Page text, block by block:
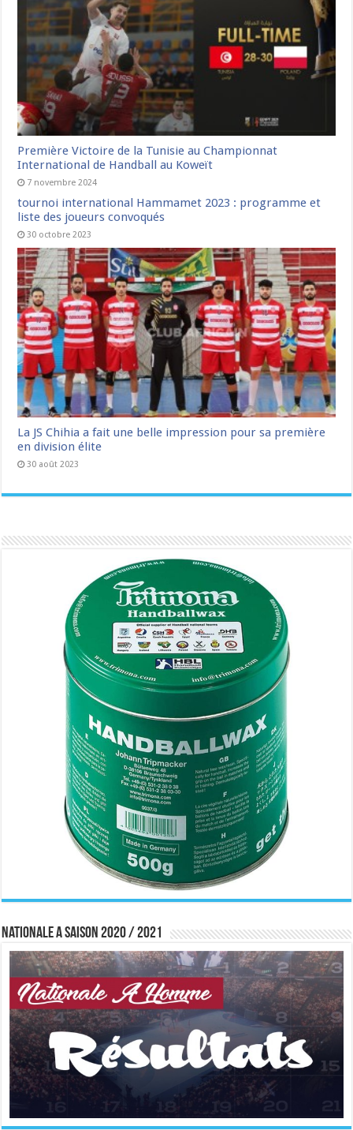
Première Victoire de la Tunisie au Championnat
International de Handball au Koweït
7 novembre 2024
tournoi international Hammamet 2023 : programme et
liste des joueurs convoqués
30 octobre 2023
La JS Chihia a fait une belle impression pour sa première
en division élite
30 août 2023
Nationale A saison 2020 / 2021